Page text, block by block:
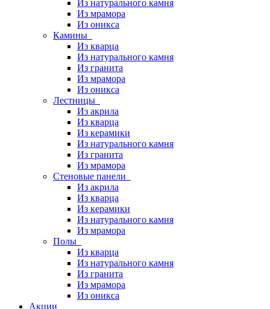
Из натурального камня
Из мрамора
Из оникса
Камины
Из кварца
Из натурального камня
Из гранита
Из мрамора
Из оникса
Лестницы
Из акрила
Из кварца
Из керамики
Из натурального камня
Из гранита
Из мрамора
Стеновые панели
Из акрила
Из кварца
Из керамики
Из натурального камня
Из мрамора
Полы
Из кварца
Из натурального камня
Из гранита
Из мрамора
Из оникса
Акции